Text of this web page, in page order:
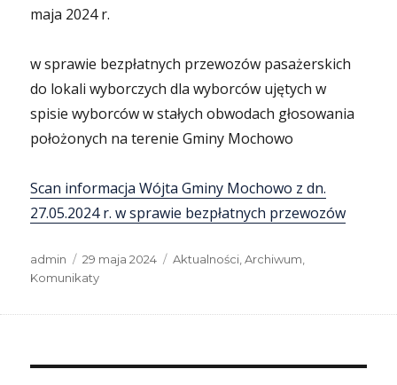
maja 2024 r.
w sprawie bezpłatnych przewozów pasażerskich
do lokali wyborczych dla wyborców ujętych w
spisie wyborców w stałych obwodach głosowania
położonych na terenie Gminy Mochowo
Scan informacja Wójta Gminy Mochowo z dn.
27.05.2024 r. w sprawie bezpłatnych przewozów
Autor
admin
Data
publikacji
29 maja 2024 Kategorie
Aktualności ,Archiwum
Komunikaty